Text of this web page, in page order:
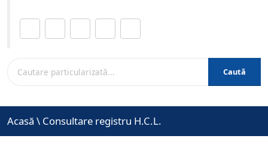
Caută
Acasă \ Consultare registru H.C.L.